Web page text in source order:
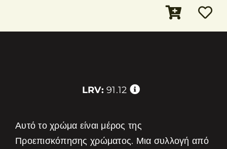
LRV: 91.12
Αυτό το χρώμα είναι μέρος της
Προεπισκόπησης χρώματος. Μια συλλογή από